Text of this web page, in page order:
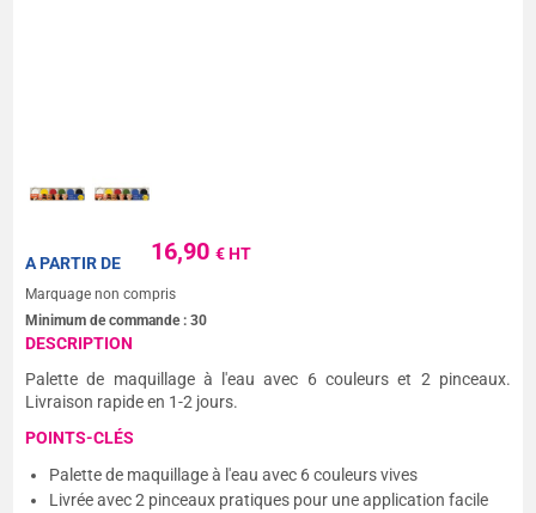
16,90€ HT
A PARTIR DE
Marquage non compris
Minimum de commande :30
DESCRIPTION
Palette de maquillage à l'eau avec 6 couleurs et 2 pinceaux.
Livraison rapide en 1-2 jours.
POINTS-CLÉS
Palette de maquillage à l'eau avec 6 couleurs vives
Livrée avec 2 pinceaux pratiques pour une application facile